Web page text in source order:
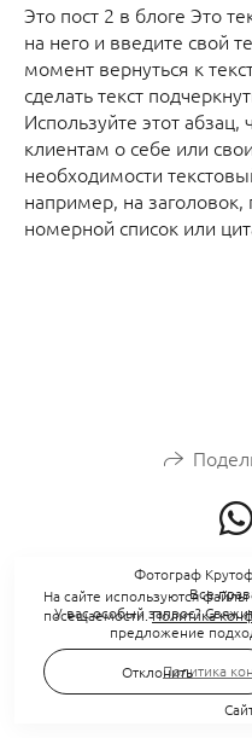
Это пост 2 в блоге Это
на него и введите свой
момент вернуться к
сделать текст
Используйте этот абзац,
клиентам о себе или
необходимости
например, на заголовок,
номерной список или
Фотограф
Все
У вас особый запрос?
предложение
Политика
На сайте используются
посещаемости.Политика
Отклонить